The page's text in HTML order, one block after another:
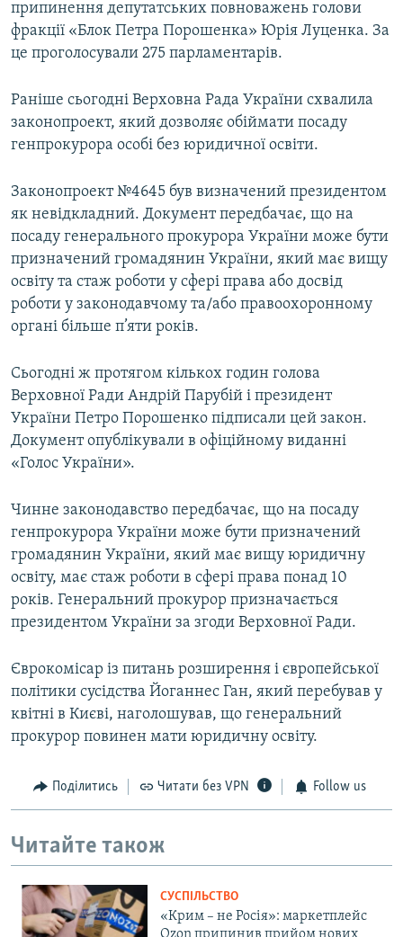
припинення депутатських повноважень голови
фракції «Блок Петра Порошенка» Юрія Луценка. За
це проголосували 275 парламентарів.
Раніше сьогодні Верховна Рада України схвалила
законопроект, який дозволяє обіймати посаду
генпрокурора особі без юридичної освіти.
Законопроект №4645 був визначений президентом
як невідкладний. Документ передбачає, що на
посаду генерального прокурора України може бути
призначений громадянин України, який має вищу
освіту та стаж роботи у сфері права або досвід
роботи у законодавчому та/або правоохоронному
органі більше п’яти років.
Сьогодні ж протягом кількох годин голова
Верховної Ради Андрій Парубій і президент
України Петро Порошенко підписали цей закон.
Документ опублікували в офіційному виданні
«Голос України».
Чинне законодавство передбачає, що на посаду
генпрокурора України може бути призначений
громадянин України, який має вищу юридичну
освіту, має стаж роботи в сфері права понад 10
років. Генеральний прокурор призначається
президентом України за згоди Верховної Ради.
Єврокомісар із питань розширення і європейської
політики сусідства Йоганнес Ган, який перебував у
квітні в Києві, наголошував, що генеральний
прокурор повинен мати юридичну освіту.
Поділитись Читати без VPN Follow us
Читайте також
СУСПІЛЬСТВО
«Крим – не Росія»: маркетплейс